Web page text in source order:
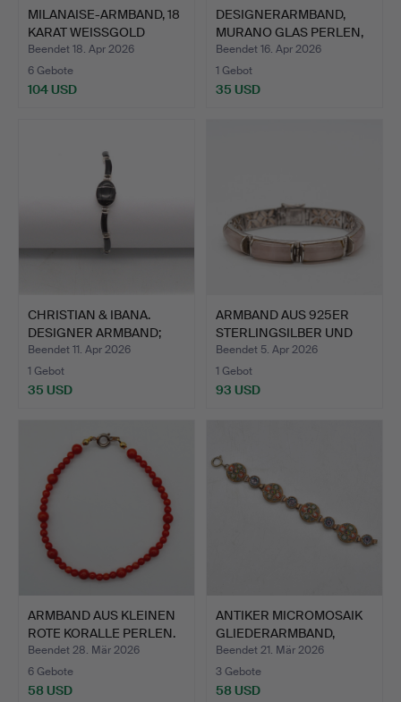
MILANAISE-ARMBAND, 18
KARAT WEISSGOLD
VERG…
Beendet 18. Apr 2026
6 Gebote
104 USD
DESIGNERARMBAND,
MURANO GLAS PERLEN,
NEUSI…
Beendet 16. Apr 2026
1 Gebot
35 USD
CHRISTIAN & IBANA.
DESIGNER ARMBAND;
HANDA…
Beendet 11. Apr 2026
1 Gebot
35 USD
ARMBAND AUS 925ER
STERLINGSILBER UND
HELLR…
Beendet 5. Apr 2026
1 Gebot
93 USD
ARMBAND AUS KLEINEN
ROTE KORALLE PERLEN.
Beendet 28. Mär 2026
6 Gebote
58 USD
ANTIKER MICROMOSAIK
GLIEDERARMBAND,
MURANO…
Beendet 21. Mär 2026
3 Gebote
58 USD